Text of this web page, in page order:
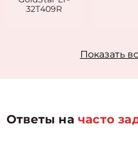
32T409R
Показать
Ответы начасто